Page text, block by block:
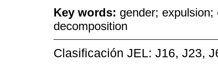
Key words: gender;
decomposition
Clasificación JEL: J16, J23,